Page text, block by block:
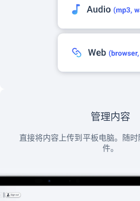
管理内容
直接将内容上传到平板电脑。随
件。